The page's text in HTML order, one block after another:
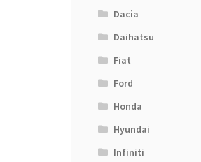
Dacia
Daihatsu
Fiat
Ford
Honda
Hyundai
Infiniti